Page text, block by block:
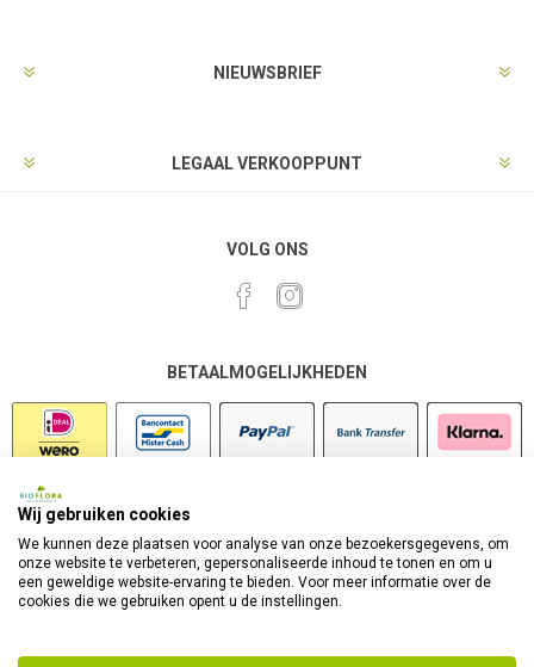
NIEUWSBRIEF
LEGAAL VERKOOPPUNT
VOLG ONS
BETAALMOGELIJKHEDEN
Wij gebruiken cookies
We kunnen deze plaatsen voor analyse van onze bezoekersgegevens, om
onze website te verbeteren, gepersonaliseerde inhoud te tonen en om u
een geweldige website-ervaring te bieden. Voor meer informatie over de
cookies die we gebruiken opent u de instellingen.